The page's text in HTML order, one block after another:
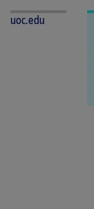
uoc.edu